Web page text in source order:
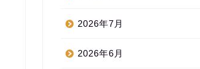
2026年7月
2026年6月